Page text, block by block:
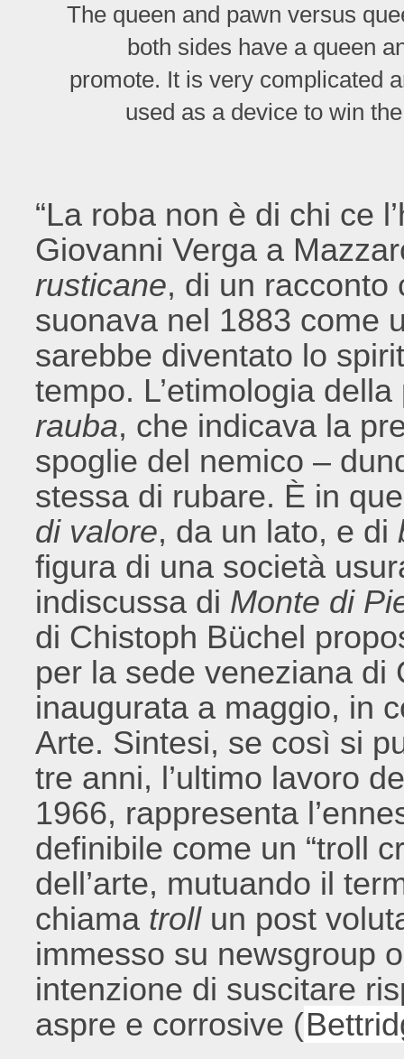
The queen and pawn versus
both sides have a queen
promote. It is very complicated
used as a device to win
“La roba non è di chi ce
Giovanni Verga a
rusticane, di un
suonava nel 1883 come
sarebbe diventato lo
tempo. L’etimologia
rauba, che indicava la
spoglie del nemico –
stessa di rubare. È in
di valore, da un lato, e di
figura di una società
indiscussa di Monte di
di Chistoph Büchel
per la sede veneziana di
inaugurata a maggio, in
Arte. Sintesi, se così si
tre anni, l’ultimo lavoro
1966, rappresenta
definibile come un “troll
dell’arte, mutuando il
chiama trollun post
immesso su newsgroup
intenzione di suscitare
aspre e corrosive (